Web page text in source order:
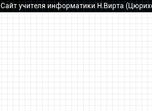
Сайт учителя информатики Н.Вирта